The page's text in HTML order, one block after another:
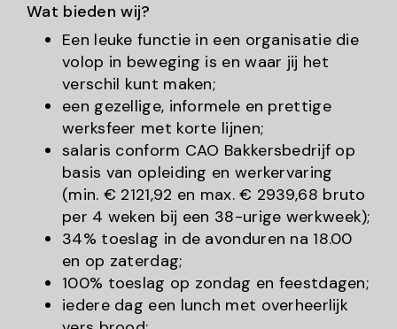
Wat bieden wij?
Een leuke functie in een organisatie die
volop in beweging is en waar jij het
verschil kunt maken;
een gezellige, informele en prettige
werksfeer met korte lijnen;
salaris conform CAO Bakkersbedrijf op
basis van opleiding en werkervaring
(min. € 2121,92 en max. € 2939,68 bruto
per 4 weken bij een 38-urige werkweek);
34% toeslag in de avonduren na 18.00
en op zaterdag;
100% toeslag op zondag en feestdagen;
iedere dag een lunch met overheerlijk